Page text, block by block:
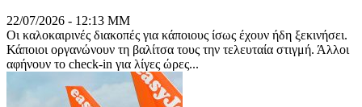
22/07/2026 - 12:13 ΜΜ
Οι καλοκαιρινές διακοπές για κάποιους ίσως έχουν ήδη ξεκινήσει.
Κάποιοι οργανώνουν τη βαλίτσα τους την τελευταία στιγμή. Άλλοι
αφήνουν το check-in για λίγες ώρες...